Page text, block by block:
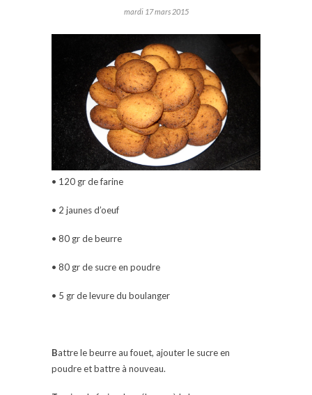
mardi 17 mars 2015
• 120 gr de farine
• 2 jaunes d’oeuf
• 80 gr de beurre
• 80 gr de sucre en poudre
• 5 gr de levure du boulanger
Battre le beurre au fouet, ajouter le sucre en
poudre et battre à nouveau.